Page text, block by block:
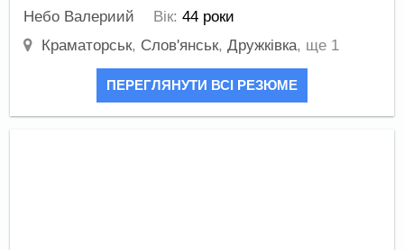
Небо Валериий Вік: 44 роки
Краматорськ, Слов'янськ, Дружківка, ще 1
ПЕРЕГЛЯНУТИ ВСІ РЕЗЮМЕ